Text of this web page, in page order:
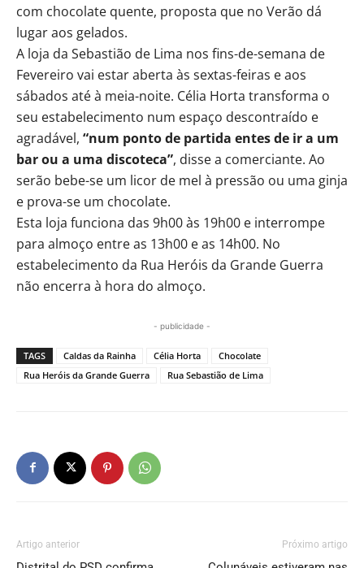
com chocolate quente, proposta que no Verão dá
lugar aos gelados.
A loja da Sebastião de Lima nos fins-de-semana de
Fevereiro vai estar aberta às sextas-feiras e aos
sábados até à meia-noite. Célia Horta transforma o
seu estabelecimento num espaço descontraído e
agradável, “num ponto de partida entes de ir a um
bar ou a uma discoteca”, disse a comerciante. Ao
serão bebe-se um licor de mel à pressão ou uma ginja
e prova-se um chocolate.
Esta loja funciona das 9h00 às 19h00 e interrompe
para almoço entre as 13h00 e as 14h00. No
estabelecimento da Rua Heróis da Grande Guerra
não encerra à hora do almoço.
- publicidade -
TAGS Caldas da Rainha Célia Horta
Chocolate
Rua Heróis da Grande Guerra
Rua Sebastião de Lima
Artigo anterior Próximo artigo